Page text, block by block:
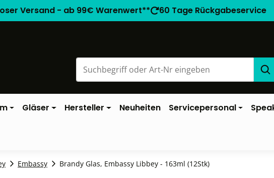
Versand - ab 99€ Warenwert** 60 Tage Rückgabeservice
Gläser Hersteller Neuheiten Servicepersonal
Embassy Brandy Glas, Embassy Libbey - 163ml (12Stk)